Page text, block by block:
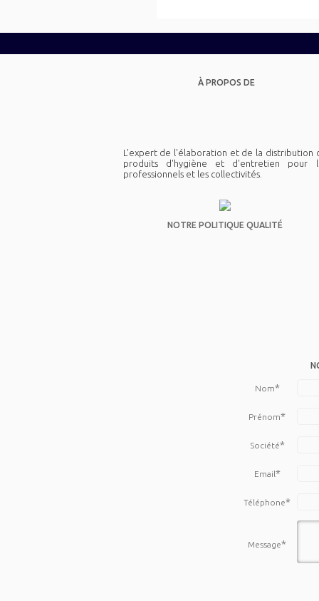
À PROPOS DE
L'expert de l'élaboration et de la distribution
produits d'hygiène et d'entretien pour
professionnels et les collectivités.
NOTRE POLITIQUE QUALITÉ
Nom*
Prénom*
Société*
Email*
Téléphone*
Message*